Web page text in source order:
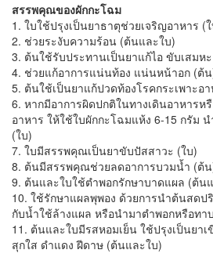
สรรพคุณของผักกะโฉม
1. ใบใช้ปรุงเป็นยาธาตุช่วยเจริญอาหาร (
2. ช่วยระงับความร้อน (ต้นและใบ)
3. ต้นใช้รับประทานเป็นยาแก้ไอ ขับเสมห
4. ช่วยแก้อาการแน่นท้อง แน่นหน้าอก (ต้
5. ต้นใช้เป็นยาแก้ปวดท้องโรคกระเพาะอ
6. หากมีอาการผิดปกติในทางเดินอาหารห
อาหาร ให้ใช้ใบผักกะโฉมแห้ง 6-15 กรัม
(ใบ)
7. ใบมีสรรพคุณเป็นยาขับปัสสาวะ (ใบ)
8. ต้นมีสรรพคุณช่วยลดอาการบวมน้ำ (ต้
9. ต้นและใบใช้ตำพอกรักษาบาดแผล (ต้น
10. ใช้รักษาแผลพุพอง ด้วยการนำต้นสด
กับน้ำใช้ล้างแผล หรือนำมาตำพอกหรือทา
11. ต้นและใบมีรสหอมเย็น ใช้ปรุงเป็นยา
สุกใส ดำแดง ฝีดาษ (ต้นและใบ)